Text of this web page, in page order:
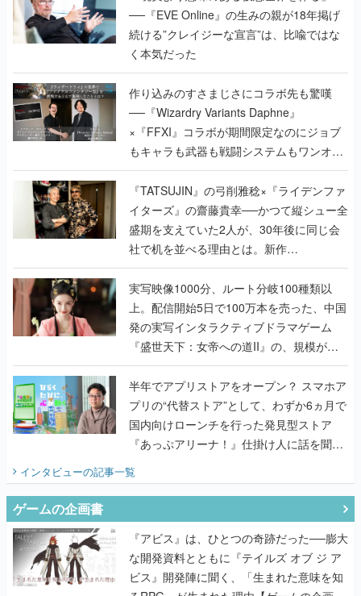
──『EVE Online』の生みの親が18年掲げ
続ける”クレイジーな宣言”は、比喩ではな
く本気だった
作り込みのすさまじさにコラボ先も驚嘆
──『Wizardry Variants Daphne』
×『FFXI』コラボが期間限定なのにジョブ
もキャラも武器も戦闘システムもワンオフ
で作り込まれた理由を両ディレクターに聞
く
『TATSUJIN』の弓削雅稔×『ライデンファ
イターズ』の齋藤貴幸──かつて縦シュー全
盛期を支えていた2人が、30年後に同じ会
社で机を並べる理由とは。新作
『TATSUJIN EXTREME』で初タッグを組
んだレジェンド2人に訊く開発秘話
実写映像1000分、ルート分岐100種類以
上。配信開始5日で100万本を売った、中国
発の実写インタラクティブドラマゲーム
『盛世天下：女帝への道II』の、規模が違
うこだわりをプロデューサーに聞いた
半年でアプリストアをオープン？ スマホア
プリの“代替ストア”として、わずか6ヵ月で
国内向けローンチを行った発見型ストア
『あっぷアリーナ！』仕掛け人に話を聞い
インタビューの記事一覧
ゲームの企画書
『アビス』は、ひとつの奇跡だった──膨大
な開発資料とともに『テイルズ オブ ジ ア
ビス』開発陣に聞く、「生まれた意味を知